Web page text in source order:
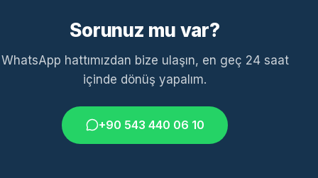
Sorunuz mu var?
WhatsApp hattımızdan bize ulaşın, en geç 24 saat
içinde dönüş yapalım.
+90 543 440 06 10